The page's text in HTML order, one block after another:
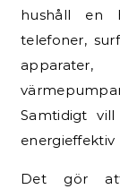
hushåll en
telefoner,
Samtidigt
energieffektiv
Det gör